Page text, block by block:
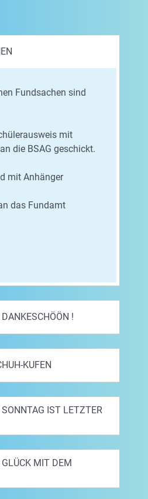
Fundsachen sind
mit
die BSAG geschickt.
mit Anhänger
das Fundamt
!
KUFEN
IST LETZTER
MIT DEM